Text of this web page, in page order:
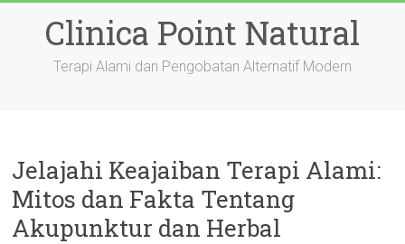
contentClinica Point Natural
Terapi Alami dan Pengobatan Alternatif Modern
Jelajahi Keajaiban Terapi Alami:
Mitos dan Fakta Tentang
Akupunktur dan Herbal